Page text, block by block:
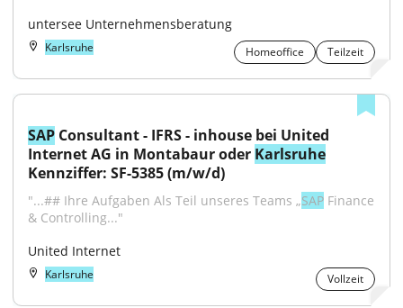
untersee Unternehmensberatung
Karlsruhe Homeoffice Teilzeit
SAP Consultant - IFRS - inhouse bei United
Internet AG in Montabaur oder Karlsruhe
Kennziffer: SF-5385 (m/w/d)
"...## Ihre Aufgaben Als Teil unseres Teams „SAP Finance
& Controlling..."
United Internet
Karlsruhe Vollzeit